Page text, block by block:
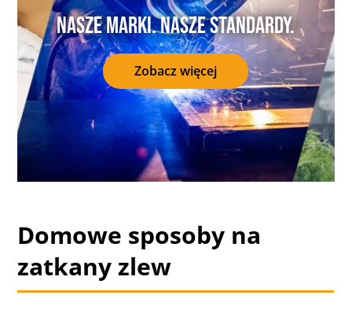
Nasze marki. Nasze standardy.
Zobacz więcej
Domowe sposoby na
zatkany zlew